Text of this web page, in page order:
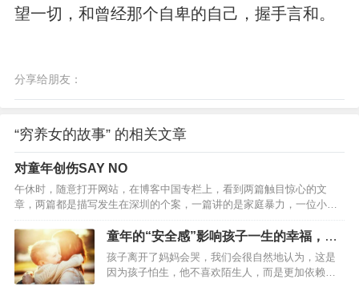
望一切，和曾经那个自卑的自己，握手言和。
分享给朋友：
“穷养女的故事” 的相关文章
对童年创伤SAY NO
午休时，随意打开网站，在博客中国专栏上，看到两篇触目惊心的文
章，两篇都是描写发生在深圳的个案，一篇讲的是家庭暴力，一位小学
学生被父亲毒打，伤痕累累让人心酸不已；一篇是家庭惨剧，身为父亲
的男人，竟然在刹那间摔死一个还不足周岁的幼儿．．．饭咽不下去
了，半盒饭扔进茶水间的垃圾桶里。我的情绪自控能力，那怕心理学界
的朋友，也清楚是不错的，但是在此刻，我想冒火，对身边的同事说：
“你看看！这些人的心难道是铁做的吗？！”我知道，如果作为一个咨询
童年的“安全感”影响孩子一生的幸福，家
长如何为孩子建立安全感
孩子离开了妈妈会哭，我们会很自然地认为，这是
因为孩子怕生，他不喜欢陌生人，而是更加依赖像